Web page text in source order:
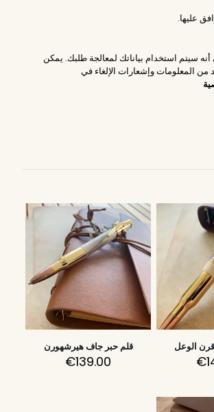
عليها.
سيتم استخدام بياناتك لمعالجة طلبك. يمكن
من المعلومات وإشعارات الإلغاء في
الوعل
€
قلم حبر جاف هيرشهورن
€139.00